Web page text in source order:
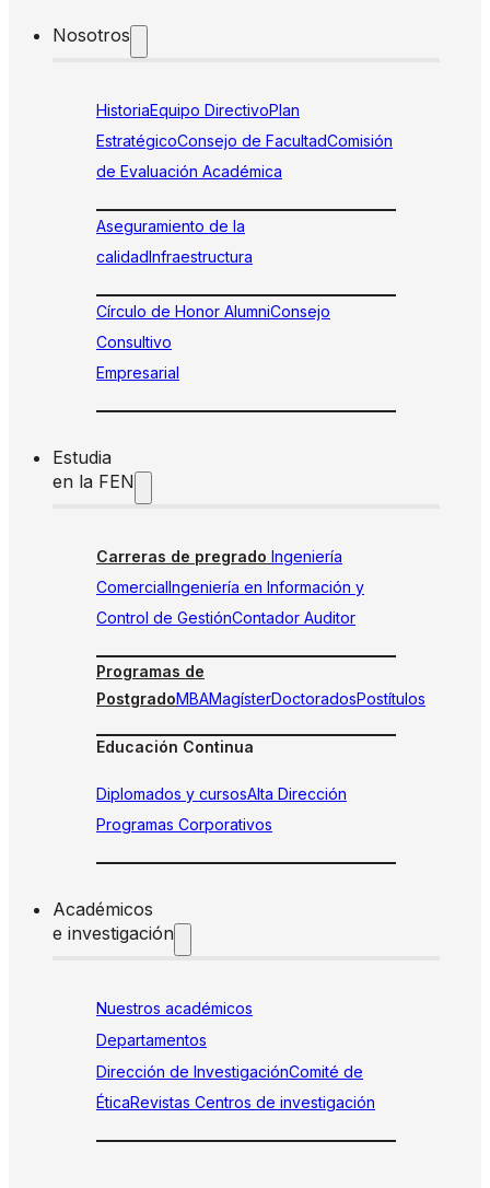
Nosotros
HistoriaEquipo DirectivoPlan
EstratégicoConsejo de FacultadComisión
de Evaluación Académica
Aseguramiento de la
calidadInfraestructura
Círculo de Honor AlumniConsejo
Consultivo
Empresarial
Estudia
en la FEN
Carreras de pregrado Ingeniería
ComercialIngeniería en Información y
Control de GestiónContador Auditor
Programas de
PostgradoMBAMagísterDoctoradosPostítulos
Educación Continua
Diplomados y cursosAlta Dirección
Programas Corporativos
Académicos
e investigación
Nuestros académicos
Departamentos
Dirección de InvestigaciónComité de
ÉticaRevistas Centros de investigación